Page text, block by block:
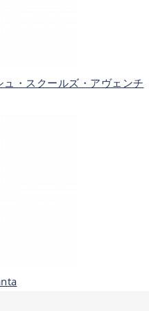
ュ・スクールズ・アヴェンチ